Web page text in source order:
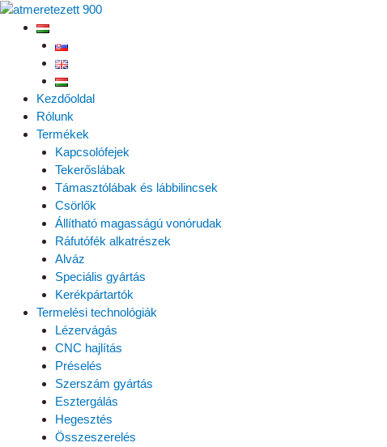
Skip
Kezdőoldal
Rólunk
Termékek
Kapcsolófejek
Tekerőslábak
Támasztólábak és lábbilincsek
Csörlők
Állítható magasságú vonórudak
Ráfutófék alkatrészek
Alváz
Speciális gyártás
Kerékpártartók
Termelési technológiák
Lézervágás
CNC hajlítás
Préselés
Szerszám gyártás
Esztergálás
Hegesztés
Összeszerelés